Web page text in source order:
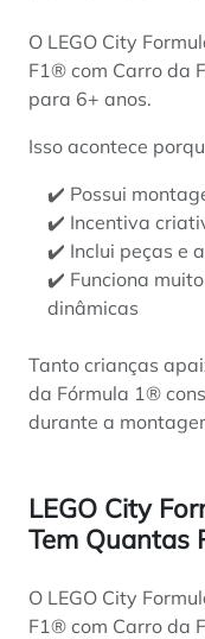
O LEGO City
F1® com Carro da
para 6+ anos.
Isso acontece
✔️ Possui
✔️ Incentiva
✔️ Inclui peças e
✔️ Funciona
dinâmicas
Tanto crianças
da Fórmula 1®
durante a
LEGO City
Tem Quantas
O LEGO City
F1® com Carro da